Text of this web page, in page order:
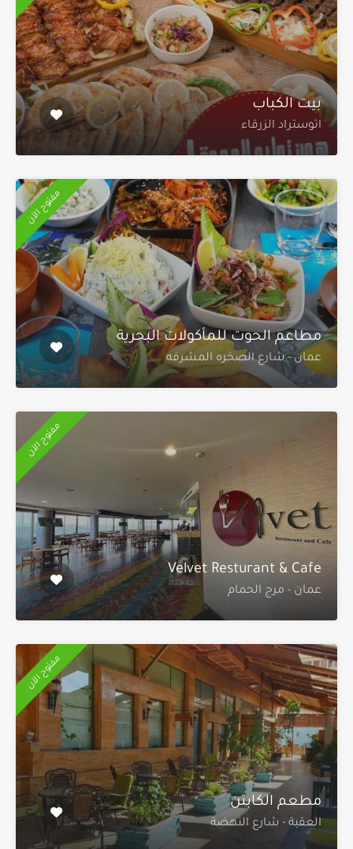
بيت الكباب
اتوستراد الزرقاء
مفتوح الآن
مطاعم الحوت للمأكولات البحرية
عمان - شارع الصخره المشرفه
مفتوح الآن
Velvet Resturant & Cafe
عمان - مرج الحمام
مفتوح الآن
مطعم الكابتن
العقبة - شارع النهضة